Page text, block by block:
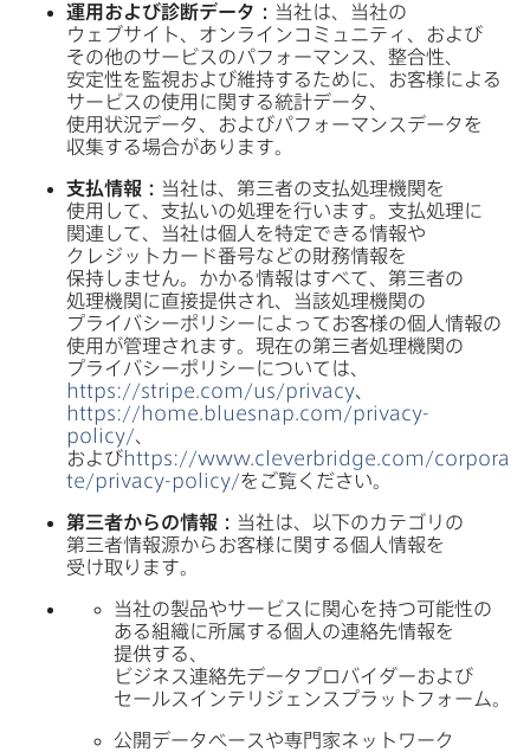
運用および​診断データ： 当社は、​当社の​
ウェブサイト、​オンラインコミュニティ、​および​
その​他の​サービスの​パフォーマンス、​整合性、​
安定性を​監視および​維持する​ために、​お客様に​よる​
サービスの​使用に​関する​統計データ、​
使用状況データ、​および​パフォーマンスデータを​
収集する​場合が​あります。
支払情報： 当社は、​第三者の​支払処理機関を​
使用して、​支払いの​処理を​行います。​支払処理に​
関連して、​当社は​個人を​特定できる​情報や​
クレジットカード番号などの​財務情報を​
保持しません。​かかる​情報は​すべて、​第三者の​
処理機関に​直接提供され、​当該処理機関の​
プライバシーポリシーに​よってお客様の​個人情報の​
使用が​管理されます。​現在の​第三者処理機関の​
プライバシーポリシーに​ついては、
https://stripe.com /us/privacy、
https:// home.bluesnap.com /privacy-
policy/、​
およびhttps://www.cleverbridge.com /corpora
te/privacy-policy/を​ご覧ください。
第三者からの​情報： 当社は、​以下の​カテゴリの​
第三者情報源から​お客様に​関する​個人情報を​
受け取ります。
当社の​製品や​サービスに​関心を​持つ​可能性の​
ある​組織に​所属する​個人の​連絡先情報を​
提供する、​
ビジネス連絡先データプロバイダーおよび​
セールスインテリジェンスプラットフォーム。
公開データベースや​専門家ネットワーク​